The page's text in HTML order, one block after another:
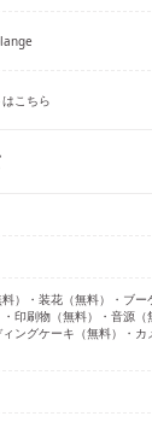
こちら
）・装花（無料）・ブ
印刷物（無料）・音源
ィングケーキ（無料）・